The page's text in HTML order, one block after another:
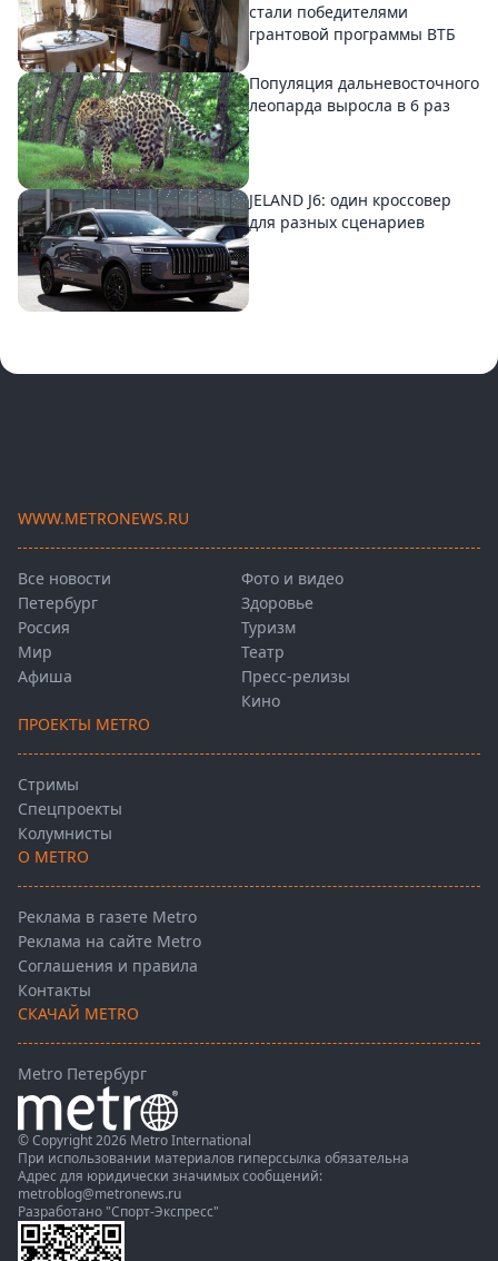
стали победителями
грантовой программы ВТБ
Популяция дальневосточного
леопарда выросла в 6 раз
JELAND J6: один кроссовер
для разных сценариев
WWW.METRONEWS.RU
Все новости
Петербург
Россия
Мир
Афиша
Фото и видео
Здоровье
Туризм
Театр
Пресс-релизы
Кино
ПРОЕКТЫ METRO
Стримы
Спецпроекты
Колумнисты
О METRO
Реклама в газете Metro
Реклама на сайте Metro
Соглашения и правила
Контакты
СКАЧАЙ METRO
Metro Петербург
© Copyright 2026 Metro International
При использовании материалов гиперссылка обязательна
Адрес для юридически значимых сообщений:
metroblog@metronews.ru
Разработано "Спорт-Экспресс"